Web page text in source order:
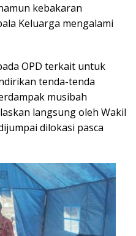
kebakaran
Keluarga mengalami
OPD terkait untuk
tenda-tenda
musibah
langsung oleh Wakil
dilokasi pasca